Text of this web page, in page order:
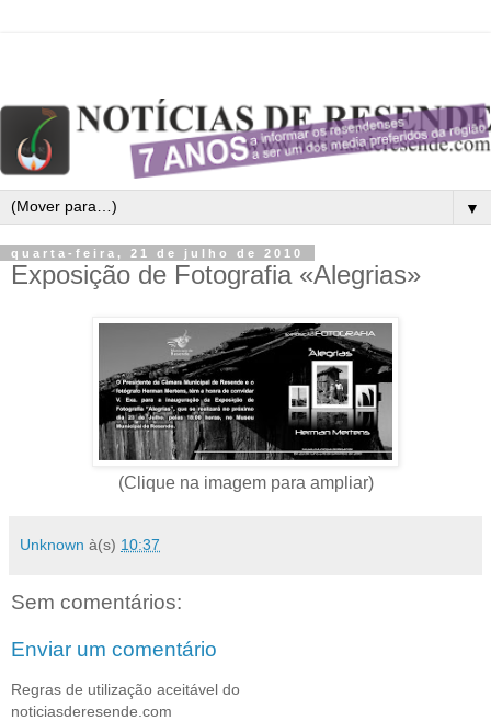
▼
quarta-feira, 21 de julho de 2010
Exposição de Fotografia «Alegrias»
(Clique na imagem para ampliar)
Unknown à(s) 10:37
Sem comentários:
Enviar um comentário
Regras de utilização aceitável do
noticiasderesende.com